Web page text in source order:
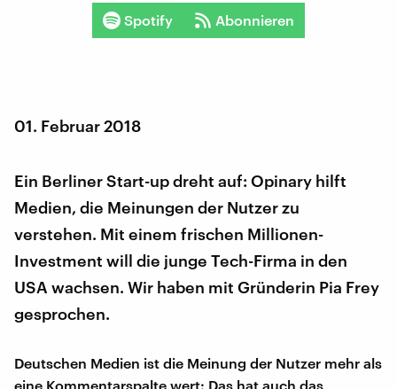
Spotify Abonnieren
01. Februar 2018
Ein Berliner Start-up dreht auf: Opinary hilft
Medien, die Meinungen der Nutzer zu
verstehen. Mit einem frischen Millionen-
Investment will die junge Tech-Firma in den
USA wachsen. Wir haben mit Gründerin Pia Frey
gesprochen.
Deutschen Medien ist die Meinung der Nutzer mehr als
eine Kommentarspalte wert: Das hat auch das